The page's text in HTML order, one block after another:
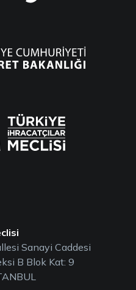
Sanayi Caddesi
B Blok Kat: 9